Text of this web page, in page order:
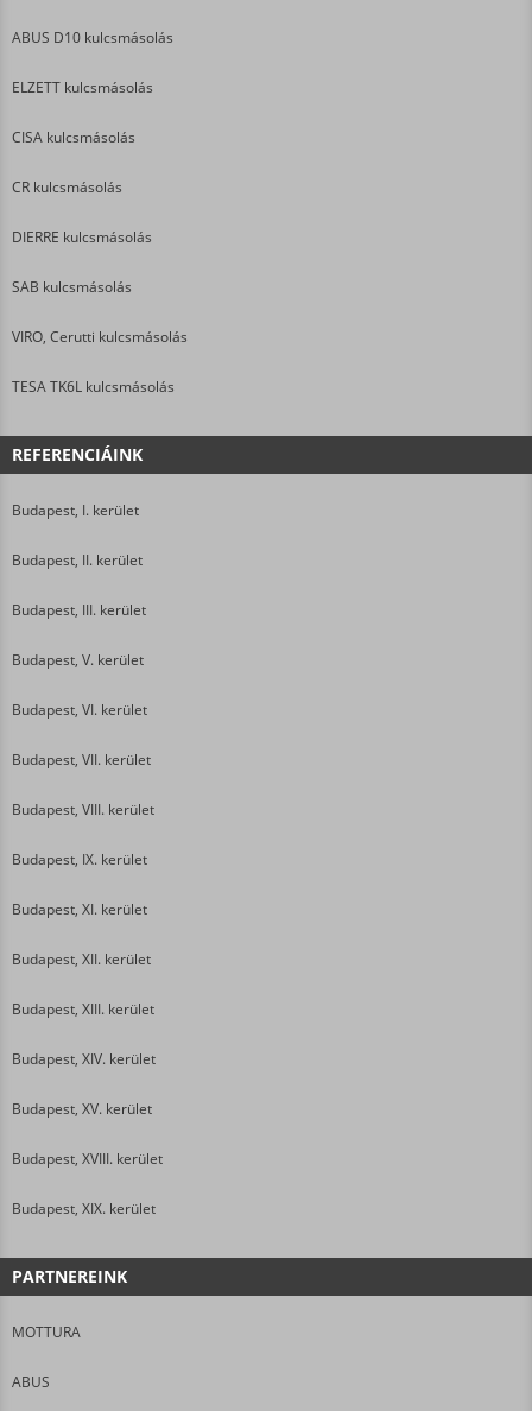
ABUS D10 kulcsmásolás
ELZETT kulcsmásolás
CISA kulcsmásolás
CR kulcsmásolás
DIERRE kulcsmásolás
SAB kulcsmásolás
VIRO, Cerutti kulcsmásolás
TESA TK6L kulcsmásolás
REFERENCIÁINK
Budapest, I. kerület
Budapest, II. kerület
Budapest, III. kerület
Budapest, V. kerület
Budapest, VI. kerület
Budapest, VII. kerület
Budapest, VIII. kerület
Budapest, IX. kerület
Budapest, XI. kerület
Budapest, XII. kerület
Budapest, XIII. kerület
Budapest, XIV. kerület
Budapest, XV. kerület
Budapest, XVIII. kerület
Budapest, XIX. kerület
PARTNEREINK
MOTTURA
ABUS